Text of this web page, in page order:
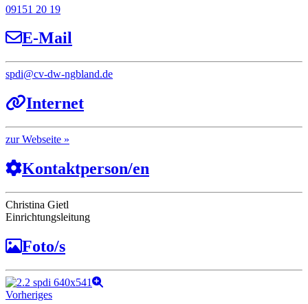
09151 20 19
E-Mail
spdi@cv-dw-ngbland.de
Internet
Webseite
Kontaktperson/en
Christina Gietl
Einrichtungsleitung
Foto/s
Vorheriges